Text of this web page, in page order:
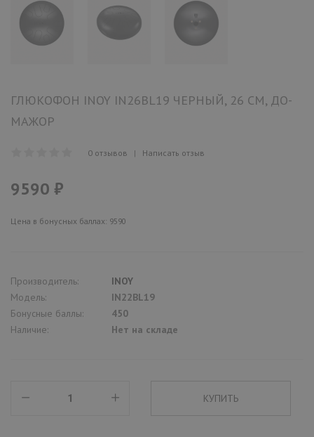
ГЛЮКОФОН INOY IN26BL19 ЧЕРНЫЙ, 26 СМ, ДО-
МАЖОР
0 отзывов | Написать отзыв
9590 ₽
Цена в бонусных баллах: 9590
Производитель:
INOY
Модель:
IN22BL19
Бонусные баллы:
450
Наличие:
Нет на складе